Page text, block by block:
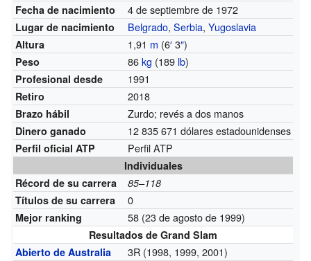
Fecha de nacimiento 4 de septiembre de 1972
Lugar de nacimiento Belgrado,Serbia,Yugoslavia
Altura 1,91 m (6′3″)
Peso 86kg (189 lb)
Profesional desde 1991
Retiro 2018
Brazo hábil Zurdo; revés a dos manos
Dinero ganado 12 835 671 dólares estadounidenses
Perfil oficial ATP Perfil ATP
Individuales
Récord de su carrera
85–118
Títulos de su carrera
0
Mejor ranking 58 (23 de agosto de 1999)
Resultados de Grand Slam
Abierto de Australia
3R (1998, 1999, 2001)